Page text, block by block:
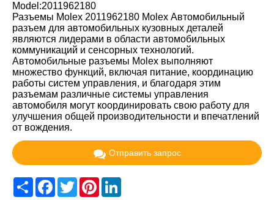
Model:2011962180
Разъемы Molex 2011962180 Molex Автомобильный
разъем для автомобильных кузовных деталей
являются лидерами в области автомобильных
коммуникаций и сенсорных технологий.
Автомобильные разъемы Molex выполняют
множество функций, включая питание, координацию
работы систем управления, и благодаря этим
разъемам различные системы управления
автомобиля могут координировать свою работу для
улучшения общей производительности и впечатлений
от вождения.
Отправить запрос
ShareFacebook
TwitterPinterest